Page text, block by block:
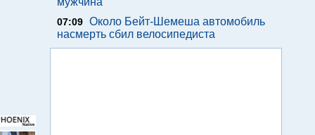
07:09 Около Бейт-Шемеша автомобиль
насмерть сбил велосипедиста